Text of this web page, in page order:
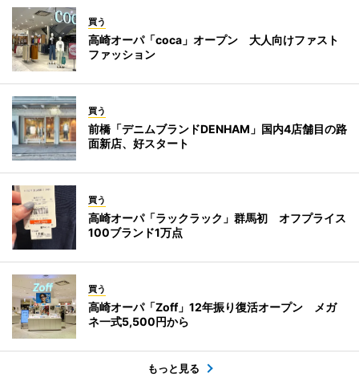
買う
高崎オーパ「coca」オープン 大人向けファスト
ファッション
買う
前橋「デニムブランドDENHAM」国内4店舗目の路
面新店、好スタート
買う
高崎オーパ「ラックラック」群馬初 オフプライス
100ブランド1万点
買う
高崎オーパ「Zoff」12年振り復活オープン メガ
ネ一式5,500円から
もっと見る